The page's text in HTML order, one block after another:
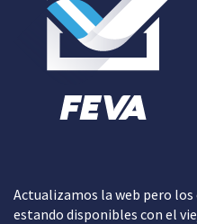
Actualizamos la web pero
estando disponibles con el